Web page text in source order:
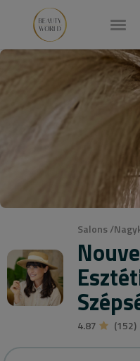
Salons/
4.87 (152)